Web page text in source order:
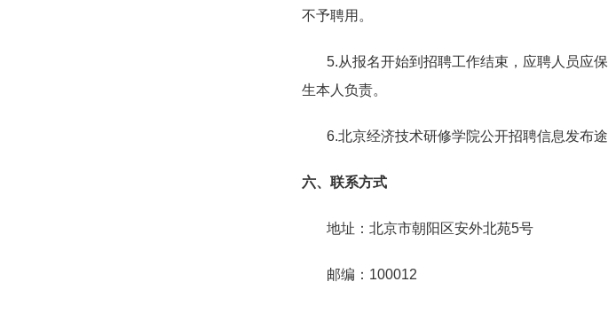
不予聘用。
5.从报名开始到招聘工作结束，应聘人员应
生本人负责。
6.北京经济技术研修学院公开招聘信息发布途
六、联系方式
地址：北京市朝阳区安外北苑5号
邮编： 100012